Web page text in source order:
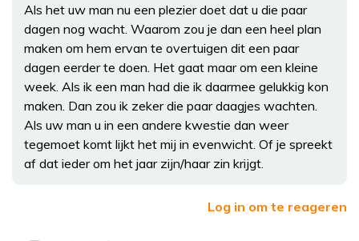
Als het uw man nu een plezier doet dat u die paar
dagen nog wacht. Waarom zou je dan een heel plan
maken om hem ervan te overtuigen dit een paar
dagen eerder te doen. Het gaat maar om een kleine
week. Als ik een man had die ik daarmee gelukkig kon
maken. Dan zou ik zeker die paar daagjes wachten.
Als uw man u in een andere kwestie dan weer
tegemoet komt lijkt het mij in evenwicht. Of je spreekt
af dat ieder om het jaar zijn/haar zin krijgt.
Log in om te reageren